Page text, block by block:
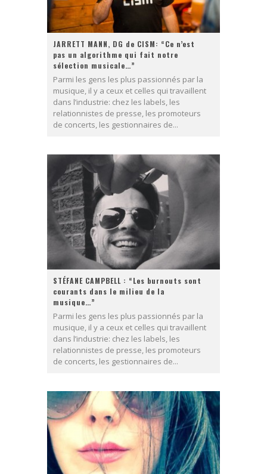
JARRETT MANN, DG de CISM: “Ce n’est
pas un algorithme qui fait notre
sélection musicale…”
Parmi les gens les plus passionnés par la
musique, il y a ceux et celles qui travaillent
dans l’industrie: chez les labels, les
relationnistes de presse, les promoteurs
de concerts, les gestionnaires de...
STÉFANE CAMPBELL : “Les burnouts sont
courants dans le milieu de la
musique…”
Parmi les gens les plus passionnés par la
musique, il y a ceux et celles qui travaillent
dans l’industrie: chez les labels, les
relationnistes de presse, les promoteurs
de concerts, les gestionnaires de...